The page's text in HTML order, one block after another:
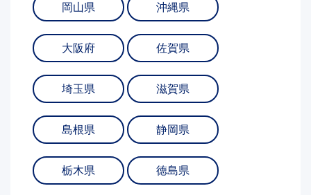
岡山県 沖縄県
大阪府 佐賀県
埼玉県 滋賀県
島根県 静岡県
栃木県 徳島県